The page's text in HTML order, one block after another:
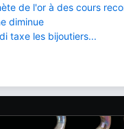
de l'or à des cours
diminue
taxe les bijoutiers...